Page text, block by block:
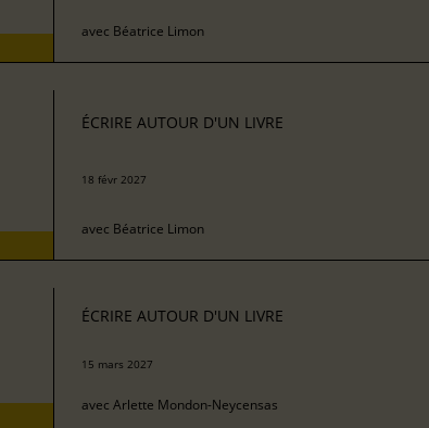
avec Béatrice Limon
ÉCRIRE AUTOUR D'UN LIVRE
18 févr 2027
avec Béatrice Limon
ÉCRIRE AUTOUR D'UN LIVRE
15 mars 2027
avec Arlette Mondon-Neycensas